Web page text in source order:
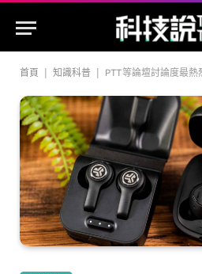
首頁 知識科普 PTT等論壇討論度最熱烈真無線